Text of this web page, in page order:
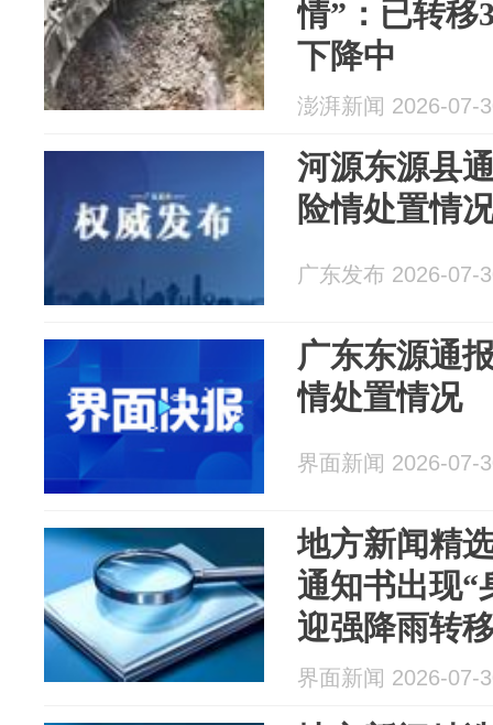
情”：已转移
下降中
澎湃新闻 2026-07-
河源东源县
险情处置情
广东发布 2026-07-
广东东源通
情处置情况
界面新闻 2026-07-
地方新闻精
通知书出现“
迎强降雨转
界面新闻 2026-07-